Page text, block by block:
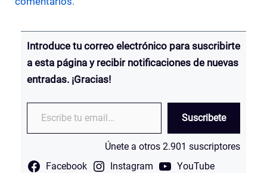
Introduce tu correo electrónico para suscribirte
a esta página y recibir notificaciones de nuevas
entradas. ¡Gracias!
Escribe tu email…
Suscribete
Únete a otros 2.901 suscriptores
Facebook Instagram
YouTube